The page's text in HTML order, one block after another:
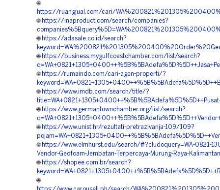
🌐
https://ruangjual.com/cari/
🌐 https://inaproduct.com/search/companies?
🌐 https://adasale.co.id/search?
🌐 https://business.mygulfcoastchamber.com/list/search?
🌐 https://rumaindo.com/cari-agen-properti/?
🌐 https://www.imdb.com/search/title/?
🌐 https://www.germantownchamber.org/list/search?
🌐 https://www.unist.hr/rezultati-pretrazivanja-109/109?
🌐 https://www.elmhurst.edu/search/#?cludoquery=WA-0821-
Vendor-Geofoam-Jembatan-Terpercaya-Murung-Raya-
🌐 https://shopee.com.br/search?
🌐